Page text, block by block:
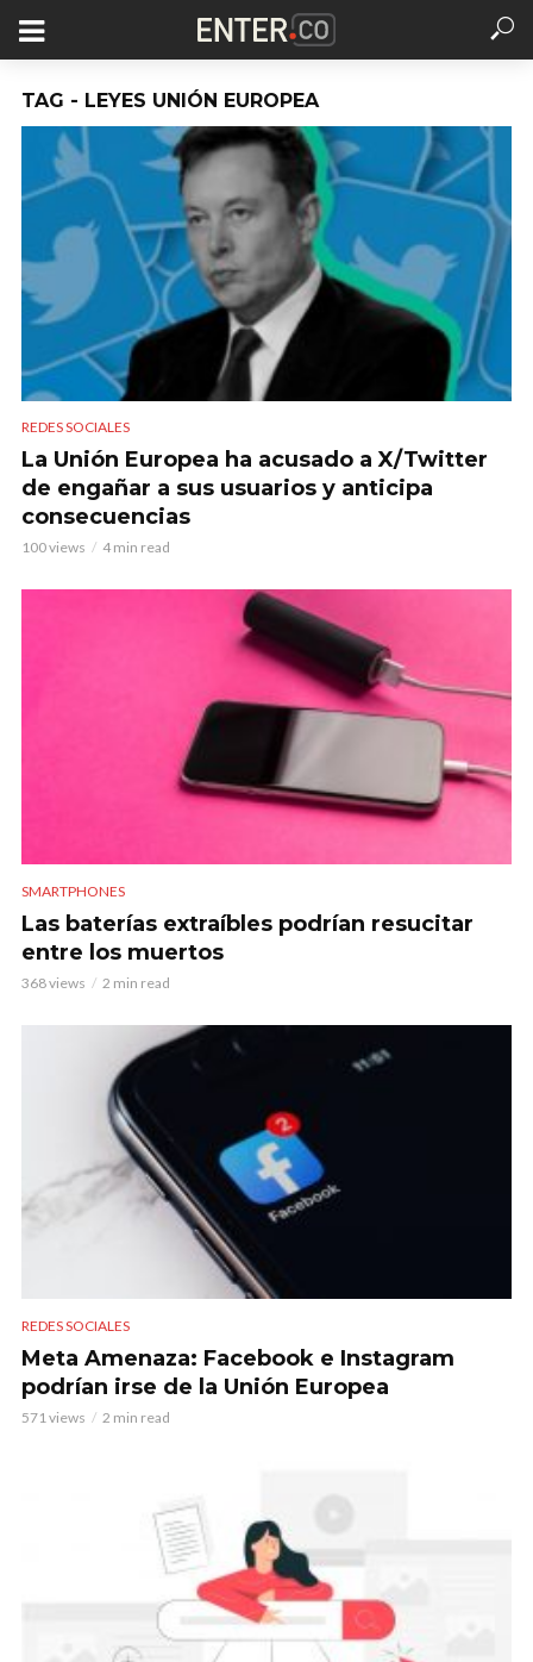
TAG - LEYES UNIÓN EUROPEA
REDES SOCIALES
La Unión Europea ha acusado a X/Twitter
de engañar a sus usuarios y anticipa
consecuencias
100 views 4 min read
SMARTPHONES
Las baterías extraíbles podrían resucitar
entre los muertos
368 views 2 min read
REDES SOCIALES
Meta Amenaza: Facebook e Instagram
podrían irse de la Unión Europea
571 views 2 min read